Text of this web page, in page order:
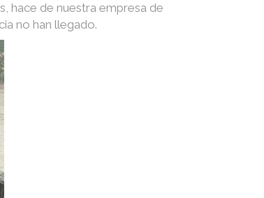
hace de nuestra empresa de
no han llegado.